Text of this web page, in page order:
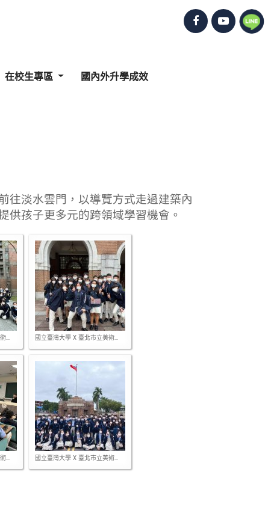
在校生專區 國內外升學成效
往淡水雲門，以導覽方式走過建築內
供孩子更多元的跨領域學習機會。
... 國立臺灣大學 X 臺北市立美術...
... 國立臺灣大學 X 臺北市立美術...